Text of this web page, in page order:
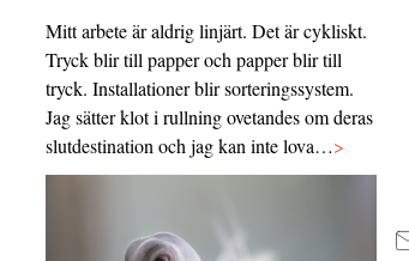
Mitt arbete är aldrig linjärt. Det är cykliskt.
Tryck blir till papper och papper blir till
tryck. Installationer blir sorteringssystem.
Jag sätter klot i rullning ovetandes om deras
slutdestination och jag kan inte lova…>